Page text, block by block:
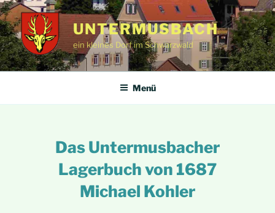
Zum
Inhalt
springen
UNTERMUSBACH
ein kleines Dorf im Schwarzwald
Menü
Das Untermusbacher
Lagerbuch von 1687
Michael Kohler